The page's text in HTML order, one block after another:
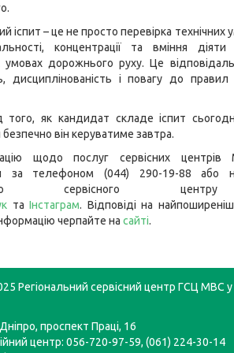
іспит – це не просто перевірка технічних
концентрації та вміння
умовах дорожнього руху. Це
дисциплінованість і повагу до
як кандидат складе іспит
безпечно він керуватиме завтра.
щодо послуг сервісних
за телефоном (044) 290-19-88 або
сервісного
таІнстаграм. Відповіді на
черпайте на сайті.
Регіональний сервісний центр ГСЦ МВС у
проспект Праці, 16
центр: 056-720-97-59, (061) 224-30-14